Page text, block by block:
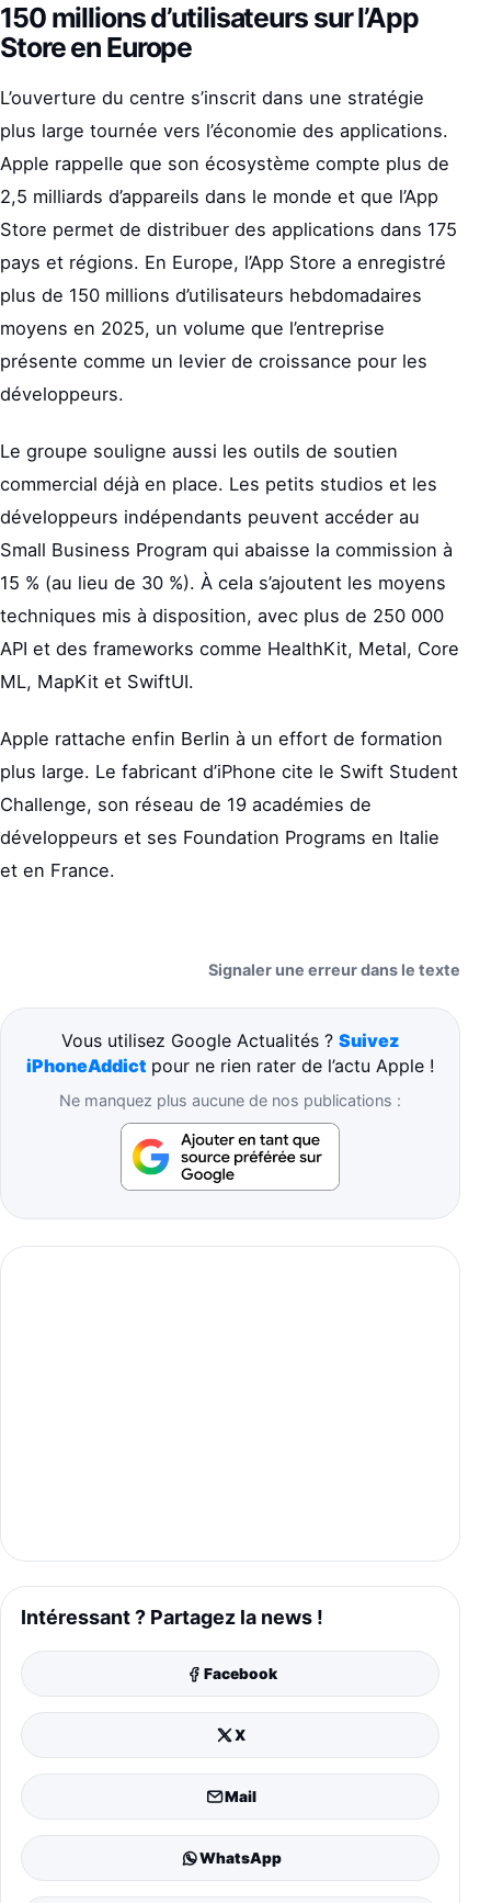
150 millions d’utilisateurs sur l’App
Store en Europe
L’ouverture du centre s’inscrit dans une stratégie
plus large tournée vers l’économie des applications.
Apple rappelle que son écosystème compte plus de
2,5 milliards d’appareils dans le monde et que l’App
Store permet de distribuer des applications dans 175
pays et régions. En Europe, l’App Store a enregistré
plus de 150 millions d’utilisateurs hebdomadaires
moyens en 2025, un volume que l’entreprise
présente comme un levier de croissance pour les
développeurs.
Le groupe souligne aussi les outils de soutien
commercial déjà en place. Les petits studios et les
développeurs indépendants peuvent accéder au
Small Business Program qui abaisse la commission à
15 % (au lieu de 30 %). À cela s’ajoutent les moyens
techniques mis à disposition, avec plus de 250 000
API et des frameworks comme HealthKit, Metal, Core
ML, MapKit et SwiftUI.
Apple rattache enfin Berlin à un effort de formation
plus large. Le fabricant d’iPhone cite le Swift Student
Challenge, son réseau de 19 académies de
développeurs et ses Foundation Programs en Italie
et en France.
Signaler une erreur dans le texte
Vous utilisez Google Actualités ? Suivez
iPhoneAddict pour ne rien rater de l’actu Apple !
Ne manquez plus aucune de nos publications :
Intéressant ? Partagez la news !
Facebook
X
Mail
WhatsApp